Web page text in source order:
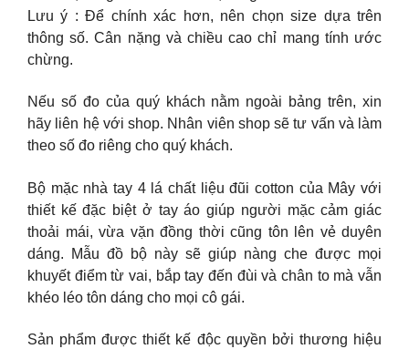
Lưu ý : Để chính xác hơn, nên chọn size dựa trên
thông số. Cân nặng và chiều cao chỉ mang tính ước
chừng.
Nếu số đo của quý khách nằm ngoài bảng trên, xin
hãy liên hệ với shop. Nhân viên shop sẽ tư vấn và làm
theo số đo riêng cho quý khách.
Bộ mặc nhà tay 4 lá chất liệu đũi cotton của Mây với
thiết kế đặc biệt ở tay áo giúp người mặc cảm giác
thoải mái, vừa vặn đồng thời cũng tôn lên vẻ duyên
dáng. Mẫu đồ bộ này sẽ giúp nàng che được mọi
khuyết điểm từ vai, bắp tay đến đùi và chân to mà vẫn
khéo léo tôn dáng cho mọi cô gái.
Sản phẩm được thiết kế độc quyền bởi thương hiệu